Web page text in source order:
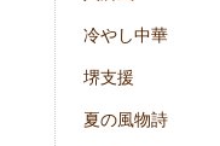
冷やし中華
堺支援
夏の風物詩